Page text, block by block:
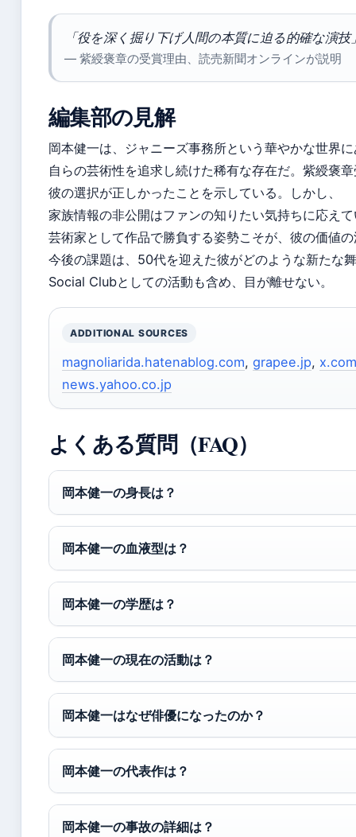
「役を深く掘り下げ人間の本質に迫る的確な演技
— 紫綬褒章の受賞理由、読売新聞オンラインが説明
編集部の見解
岡本健一は、ジャニーズ事務所という華やかな世界
自らの芸術性を追求し続けた稀有な存在だ。紫綬褒
彼の選択が正しかったことを示している。しかし、
家族情報の非公開はファンの知りたい気持ちに応え
芸術家として作品で勝負する姿勢こそが、彼の価値
今後の課題は、50代を迎えた彼がどのような新たな
Social Clubとしての活動も含め、目が離せない。
ADDITIONAL SOURCES
magnoliarida.hatenablog.com, grapee.jp, x.com
news.yahoo.co.jp
よくある質問（FAQ）
岡本健一の身長は？
岡本健一の血液型は？
岡本健一の学歴は？
岡本健一の現在の活動は？
岡本健一はなぜ俳優になったのか？
岡本健一の代表作は？
岡本健一の事故の詳細は？